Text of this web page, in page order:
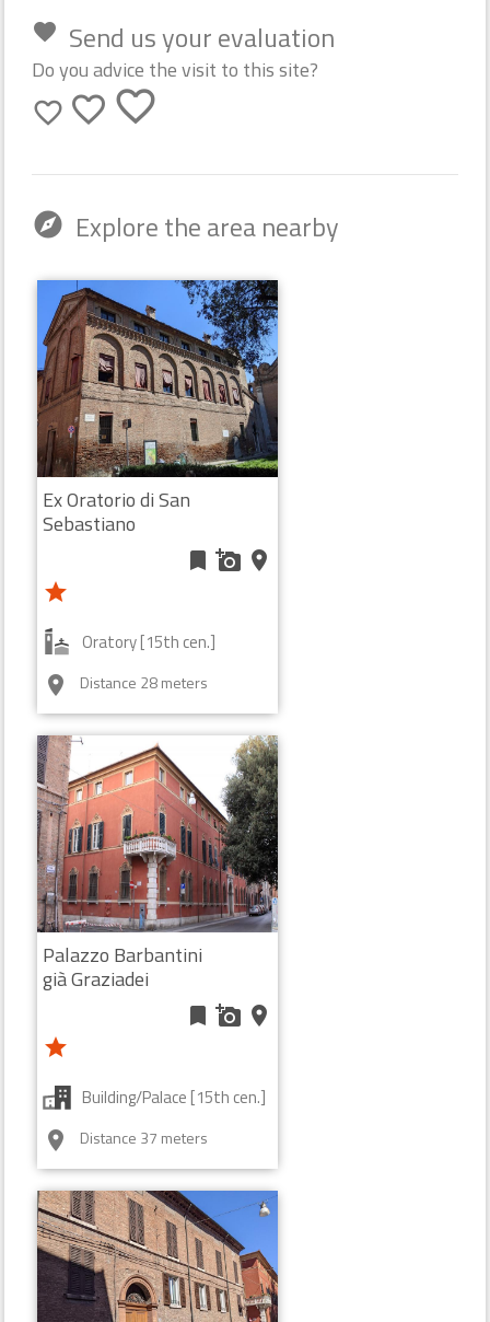
favorite Send us your evaluation
Do you advice the visit to this site?
favorite_border favorite_border favorite_border
explore Explore the area nearby
Ex Oratorio di San
Sebastiano
bookmark add_a_photo place
star
Oratory [15th cen.]
room Distance 28 meters
Palazzo Barbantini
già Graziadei
bookmark add_a_photo place
star
Building/Palace [15th cen.]
room Distance 37 meters